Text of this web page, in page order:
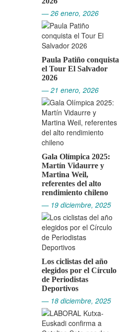
— 26 enero, 2026
Paula Patiño conquista
el Tour El Salvador
2026
— 21 enero, 2026
Gala Olímpica 2025:
Martín Vidaurre y
Martina Weil,
referentes del alto
rendimiento chileno
— 19 diciembre, 2025
Los ciclistas del año
elegidos por el Círculo
de Periodistas
Deportivos
— 18 diciembre, 2025